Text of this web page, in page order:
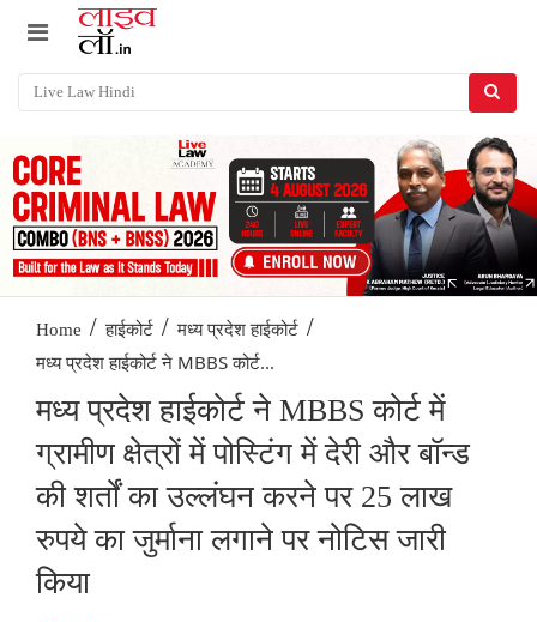
Home / हाईकोर्ट / मध्य प्रदेश हाईकोर्ट /
मध्य प्रदेश हाईकोर्ट ने MBBS कोर्ट...
मध्य प्रदेश हाईकोर्ट ने MBBS कोर्ट में
ग्रामीण क्षेत्रों में पोस्टिंग में देरी और बॉन्ड
की शर्तों का उल्लंघन करने पर 25 लाख
रुपये का जुर्माना लगाने पर नोटिस जारी
किया